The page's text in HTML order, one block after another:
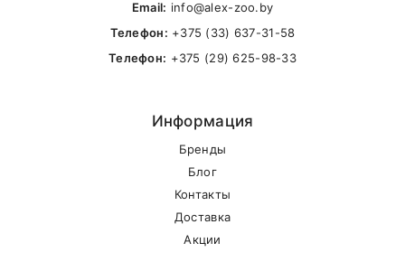
Email: info@alex-zoo.by
Телефон: +375 (33) 637-31-58
Телефон: +375 (29) 625-98-33
Информация
Бренды
Блог
Контакты
Доставка
Акции